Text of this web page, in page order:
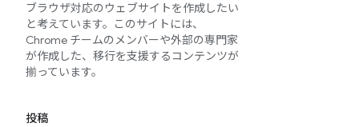
ブラウザ対応のウェブサイトを作成したい
と考えています。このサイトには、
Chrome チームのメンバーや外部の専門家
が作成した、移行を支援するコンテンツが
揃っています。
投稿